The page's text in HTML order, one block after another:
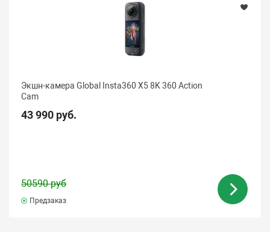
Экшн-камера Global Insta360 X5 8K 360 Action
Cam
43 990 руб.
50590 руб
Предзаказ